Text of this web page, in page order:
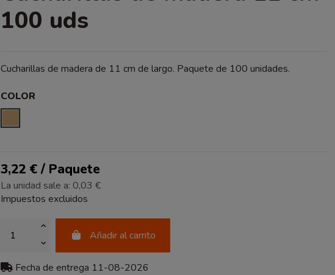
100 uds
Cucharillas de madera de 11 cm de largo. Paquete de 100 unidades.
COLOR
3,22 € / Paquete
La unidad sale a: 0,03 €
Impuestos excluidos
Añadir al carrito
Fecha de entrega 11-08-2026